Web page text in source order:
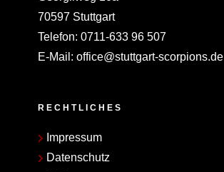
70597 Stuttgart
Telefon: 0711-633 96 507
E-Mail: office@stuttgart-scorpions.de
RECHTLICHES
Impressum
Datenschutz